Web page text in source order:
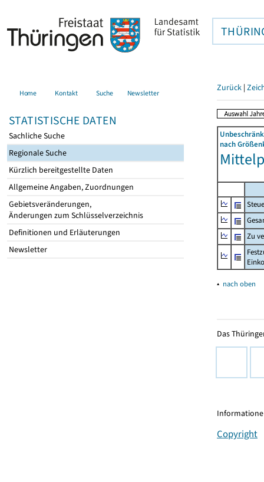
Home Kontakt Suche Newsletter
STATISTISCHE DATEN
Sachliche Suche
Regionale Suche
Kürzlich bereitgestellte Daten
Allgemeine Angaben, Zuordnungen
Gebietsveränderungen,
Änderungen zum Schlüsselverzeichnis
Definitionen und Erläuterungen
Newsletter
Zurück |
nach
Zu
▴ nach oben
Das
Copyright